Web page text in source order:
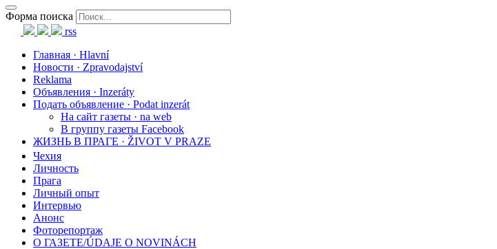
Форма поиска
rss
Главная · Hlavní
Новости · Zpravodajství
Reklama
Объявления · Inzeráty
Подать объявление · Podat inzerát
На сайт газеты · na web
В группу газеты Facebook
ЖИЗНЬ В ПРАГЕ · ŽIVOT V PRAZE
Чехия
Личность
Прага
Личный опыт
Интервью
Анонс
Фоторепортаж
О ГАЗЕТЕ/ÚDAJE O NOVINÁCH